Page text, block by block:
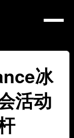
冰
活动